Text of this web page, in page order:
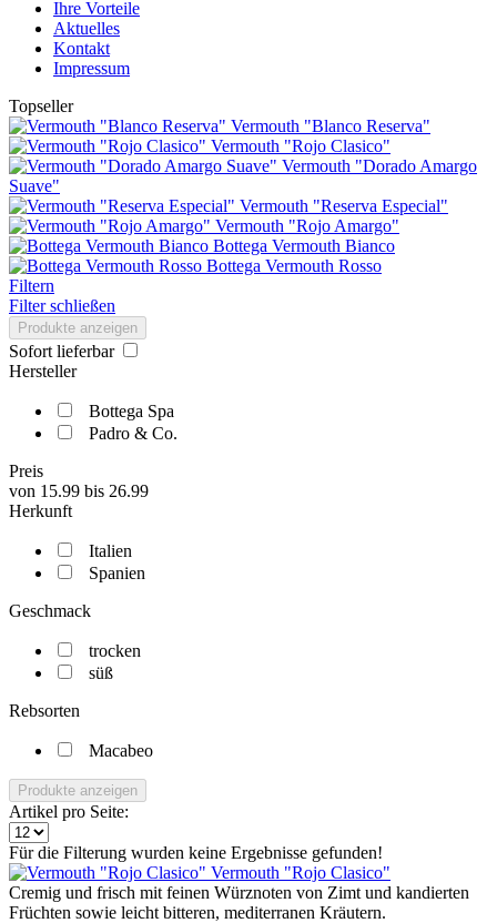
Ihre Vorteile
Aktuelles
Kontakt
Impressum
Topseller
Vermouth "Blanco Reserva"
Vermouth "Rojo Clasico"
Vermouth "Dorado Amargo
Suave"
Vermouth "Reserva Especial"
Vermouth "Rojo Amargo"
Bottega Vermouth Bianco
Bottega Vermouth Rosso
Filtern
Filter schließen
Produkte anzeigen
Sofort lieferbar
Hersteller
Bottega Spa
Padro & Co.
Preis
von 15.99 bis 26.99
Herkunft
Italien
Spanien
Geschmack
trocken
süß
Rebsorten
Macabeo
Produkte anzeigen
Artikel pro Seite:
Für die Filterung wurden keine Ergebnisse gefunden!
Vermouth "Rojo Clasico"
Cremig und frisch mit feinen Würznoten von Zimt und kandierten
Früchten sowie leicht bitteren, mediterranen Kräutern.